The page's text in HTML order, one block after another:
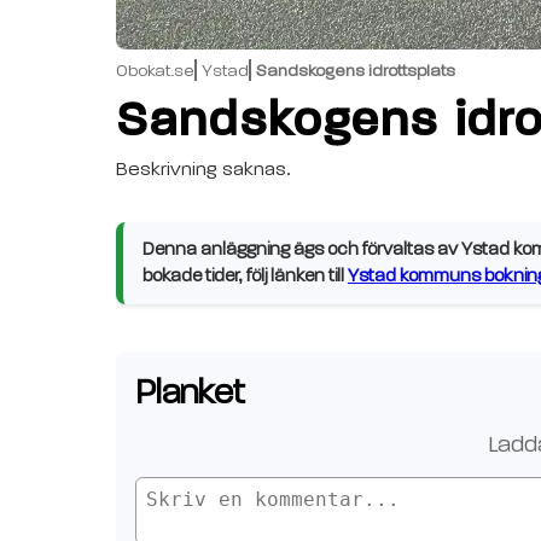
Obokat.se Ystad Sandskogens idrottsplats
Sandskogens
Beskrivning saknas.
Denna anläggning ägs och förvaltas av Ystad
bokade tider, följ länken till Ystad kommuns
Planket